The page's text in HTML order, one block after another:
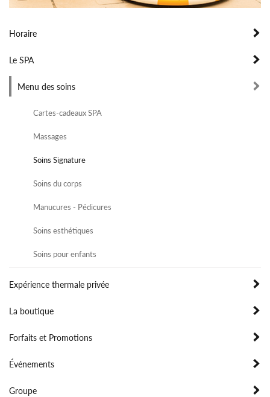
Horaire
Le SPA
Menu des soins
Cartes-cadeaux SPA
Massages
Soins Signature
Soins du corps
Manucures - Pédicures
Soins esthétiques
Soins pour enfants
Expérience thermale privée
La boutique
Forfaits et Promotions
Événements
Groupe